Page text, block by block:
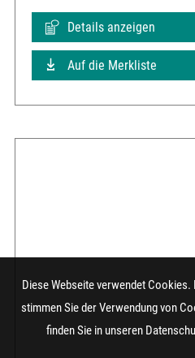
Details anzeigen
Auf die Merkliste
Diese Webseite verwendet
stimmen Sie der Verwendung von
finden Sie in unseren